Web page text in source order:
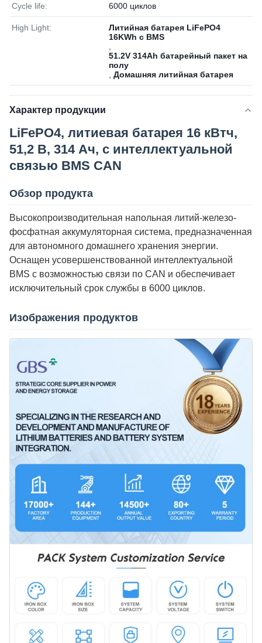
Cycle life: 6000 циклов
High Light:
Литийная батарея LiFePO4
16KWh с BMS
51.2V 314Ah батарейный пакет на
полу
Домашняя литийная батарея
Характер продукции
LiFePO4, литиевая батарея 16 кВтч,
51,2 В, 314 Ач, с интеллектуальной
связью BMS CAN
Обзор продукта
Высокопроизводительная напольная литий-железо-
фосфатная аккумуляторная система, предназначенная
для автономного домашнего хранения энергии.
Оснащен усовершенствованной интеллектуальной
BMS с возможностью связи по CAN и обеспечивает
исключительный срок службы в 6000 циклов.
Изображения продуктов